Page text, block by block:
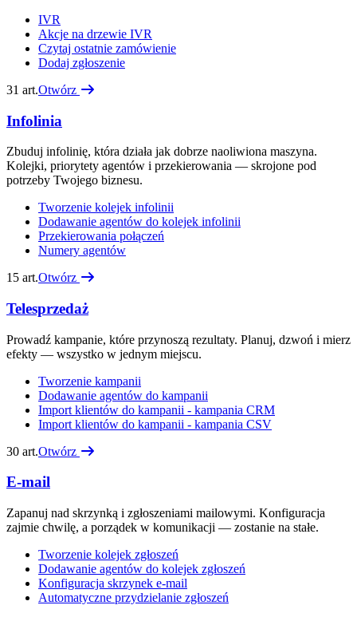
IVR
Akcje na drzewie IVR
Czytaj ostatnie zamówienie
Dodaj zgłoszenie
31 art.Otwórz
Infolinia
Zbuduj infolinię, która działa jak dobrze naoliwiona maszyna.
Kolejki, priorytety agentów i przekierowania — skrojone pod
potrzeby Twojego biznesu.
Tworzenie kolejek infolinii
Dodawanie agentów do kolejek infolinii
Przekierowania połączeń
Numery agentów
15 art.Otwórz
Telesprzedaż
Prowadź kampanie, które przynoszą rezultaty. Planuj, dzwoń i mierz
efekty — wszystko w jednym miejscu.
Tworzenie kampanii
Dodawanie agentów do kampanii
Import klientów do kampanii - kampania CRM
Import klientów do kampanii - kampania CSV
30 art.Otwórz
E-mail
Zapanuj nad skrzynką i zgłoszeniami mailowymi. Konfiguracja
zajmie chwilę, a porządek w komunikacji — zostanie na stałe.
Tworzenie kolejek zgłoszeń
Dodawanie agentów do kolejek zgłoszeń
Konfiguracja skrzynek e-mail
Automatyczne przydzielanie zgłoszeń